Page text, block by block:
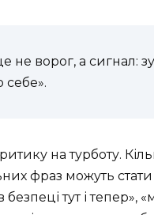
не ворог, а сигнал:
на турботу.
фраз можуть стати
тут і тепер»,